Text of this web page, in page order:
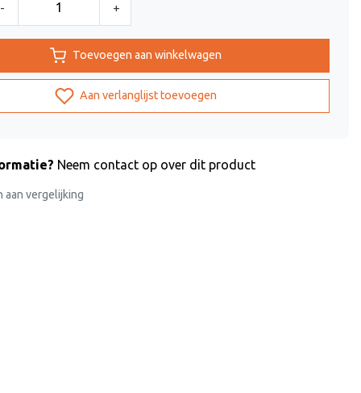
- +
Toevoegen aan winkelwagen
Aan verlanglijst toevoegen
Neem contact op over dit product
aan vergelijking